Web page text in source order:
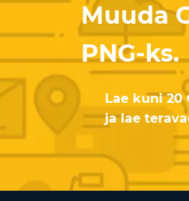
Muuda
PNG-ks.
Lae kuni 20
ja lae